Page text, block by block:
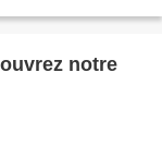
notre